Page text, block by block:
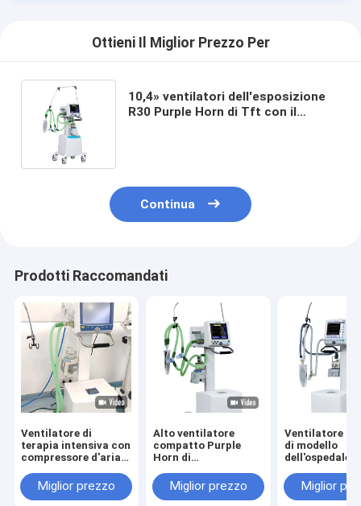
Ottieni Il Miglior Prezzo Per
10,4» ventilatori dell'esposizione
R30 Purple Horn di Tft con il
Continua
Prodotti Raccomandati
Ventilatore di
terapia intensiva con
compressore d'aria
per adulti pediatrici
e neonati
Miglior prezzo
Alto ventilatore
compatto Purple
Horn di
flussoMiglior prezzo
Ventilatore
di modello
dell'ospedale
ambulanza
Miglior